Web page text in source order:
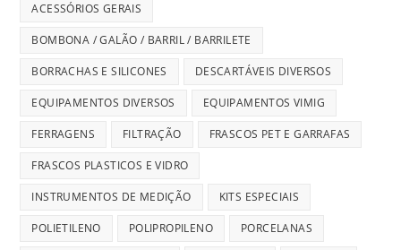
ACESSÓRIOS GERAIS
BOMBONA / GALÃO / BARRIL / BARRILETE
BORRACHAS E SILICONES DESCARTÁVEIS DIVERSOS
EQUIPAMENTOS DIVERSOS EQUIPAMENTOS VIMIG
FERRAGENS FILTRAÇÃO FRASCOS PET E GARRAFAS
FRASCOS PLASTICOS E VIDRO
INSTRUMENTOS DE MEDIÇÃO KITS ESPECIAIS
POLIETILENO POLIPROPILENO PORCELANAS